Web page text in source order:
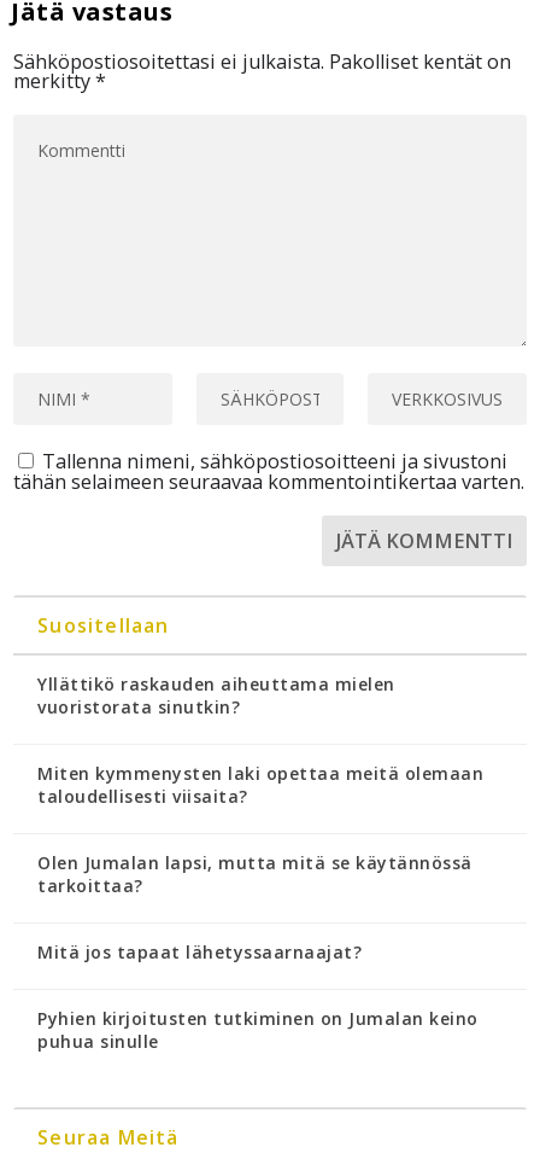
Sähköpostiosoitettasi ei julkaista. Pakolliset kentät on
merkitty*
Tallenna nimeni, sähköpostiosoitteeni ja sivustoni
tähän selaimeen seuraavaa kommentointikertaa varten.
Suositellaan
Yllättikö raskauden aiheuttama mielen
vuoristorata sinutkin?
Miten kymmenysten laki opettaa meitä olemaan
taloudellisesti viisaita?
Olen Jumalan lapsi, mutta mitä se käytännössä
tarkoittaa?
Mitä jos tapaat lähetyssaarnaajat?
Pyhien kirjoitusten tutkiminen on Jumalan keino
puhua sinulle
Seuraa Meitä